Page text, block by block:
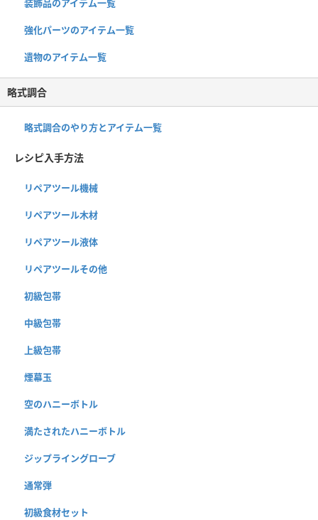
装飾品のアイテム一覧
強化パーツのアイテム一覧
遺物のアイテム一覧
略式調合
略式調合のやり方とアイテム一覧
レシピ入手方法
リペアツール機械
リペアツール木材
リペアツール液体
リペアツールその他
初級包帯
中級包帯
上級包帯
煙幕玉
空のハニーボトル
満たされたハニーボトル
ジップライングローブ
通常弾
初級食材セット